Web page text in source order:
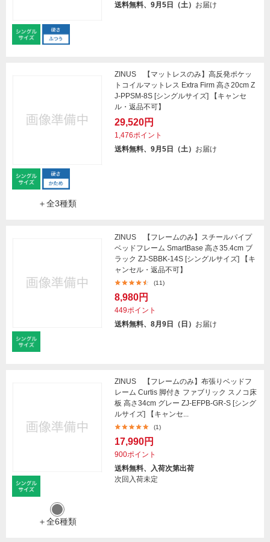
送料無料、9月5日（土） お届け
＋全3種類
ZINUS 【マットレスのみ】高反発ポケッ
トコイルマットレス Extra Firm 高さ20cm Z
J-PPSM-8S [シングルサイズ] 【キャンセ
ル・返品不可】
29,520円
1,476ポイント
送料無料、9月5日（土） お届け
ZINUS 【フレームのみ】スチールパイプ
ベッドフレーム SmartBase 高さ35.4cm ブ
ラック ZJ-SBBK-14S [シングルサイズ] 【キ
ャンセル・返品不可】
(11)
8,980円
449ポイント
送料無料、8月9日（日） お届け
＋全6種類
ZINUS 【フレームのみ】布張りベッドフ
レーム Curtis 脚付き ファブリック スノコ床
板 高さ34cm グレー ZJ-EFPB-GR-S [シング
ルサイズ] 【キャンセ...
(1)
17,990円
900ポイント
送料無料、入荷次第出荷
次回入荷未定